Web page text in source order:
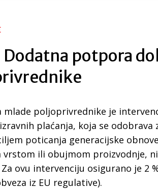
Dodatna potpora
mlade poljoprivrednike je
plaćanja, koja se
poticanja generacijske
vrstom ili obujmom proizvodnje,
ovu intervenciju osigurano je 2
iz EU regulative).